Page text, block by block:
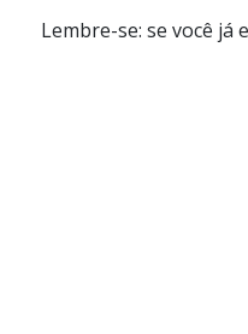
Lembre-se: se você já